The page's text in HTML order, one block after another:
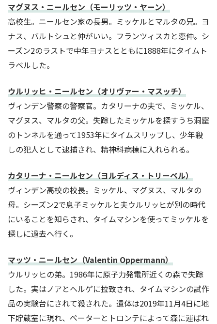
マグヌス・ニールセン（モーリッツ・ヤーン）
高校生。ニールセン家の長男。ミッケルとマルタの兄。ヨ
ナス、バルトシュと仲がいい。フランツィスカと恋仲。シ
ーズン2のラストで中年ヨナスとともに1888年にタイムト
ラベルした。
ウルリッヒ・ニールセン（オリヴァー・マスッチ）
ヴィンデン警察の警察官。カタリーナの夫で、ミッケル、
マグヌス、マルタの父。失踪したミッケルを探すうち洞窟
のトンネルを通って1953年にタイムスリップし、少年殺
しの犯人として逮捕され、精神科病棟に入れられる。
カタリーナ・ニールセン（ヨルディス・トリーベル）
ヴィンデン高校の校長。ミッケル、マグヌス、マルタの
母。シーズン2で息子ミッケルと夫ウルリッヒが別の時代
にいることを知らされ、タイムマシンを使ってミッケルを
探しに過去へ行く。
マッツ・ニールセン（Valentin Oppermann）
ウルリッヒの弟。1986年に原子力発電所近くの森で失踪
した。実はノアとヘルゲに拉致され、タイムマシンの試作
品の実験台にされて殺された。遺体は2019年11月4日に地
下貯蔵室に現れ、ペーターとトロンテによって森に運ばれ